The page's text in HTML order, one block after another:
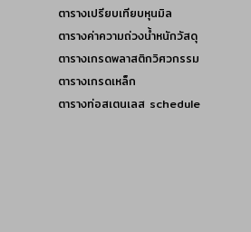
ตารางเปรียบเทียบหุนมิล
ตารางค่าความถ่วงน้ำหนักวัสดุ
ตารางเกรดพลาสติกวิศวกรรม
ตารางเกรดเหล็ก
ตารางท่อสเตนเลส schedule